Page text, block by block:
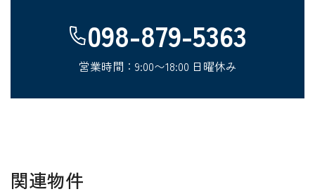
098-879-5363
営業時間：9:00〜18:00 日曜休み
関連物件